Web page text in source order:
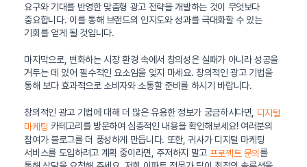
요구와 기대를 반영한 맞춤형 광고 전략을 개발하는 것이 무엇보다
중요합니다. 이를 통해 브랜드의 인지도와 성과를 극대화할 수 있는
기회를 얻게 될 것입니다.
마지막으로, 변화하는 시장 환경 속에서 창의성은 실패가 아니라 성공을
거두는 데 있어 필수적인 요소임을 잊지 마세요. 창의적인 광고 기법을
통해 보다 효과적으로 소비자와 소통할 준비를 하시기 바랍니다.
창의적인 광고 기법에 대해 더 많은 유용한 정보가 궁금하시다면, 디지털
마케팅 카테고리를 방문하여 심층적인 내용을 확인해보세요! 여러분의
참여가 블로그를 더 풍성하게 만듭니다. 또한, 귀사가 디지털 마케팅
서비스를 도입하려고 계획 중이라면, 주저하지 말고 프로젝트 문의를